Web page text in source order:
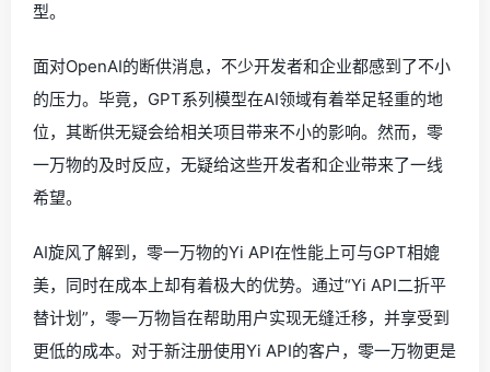
型。
面对OpenAI的断供消息，不少开发者和企业都感到了不小
的压力。毕竟，GPT系列模型在AI领域有着举足轻重的地
位，其断供无疑会给相关项目带来不小的影响。然而，零
一万物的及时反应，无疑给这些开发者和企业带来了一线
希望。
AI旋风了解到，零一万物的Yi API在性能上可与GPT相媲
美，同时在成本上却有着极大的优势。通过“Yi API二折平
替计划”，零一万物旨在帮助用户实现无缝迁移，并享受到
更低的成本。对于新注册使用Yi API的客户，零一万物更是